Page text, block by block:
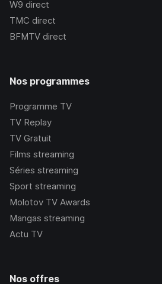
W9 direct
TMC direct
BFMTV direct
Nos programmes
Programme TV
TV Replay
TV Gratuit
Films streaming
Séries streaming
Sport streaming
Molotov TV Awards
Mangas streaming
Actu TV
Nos offres